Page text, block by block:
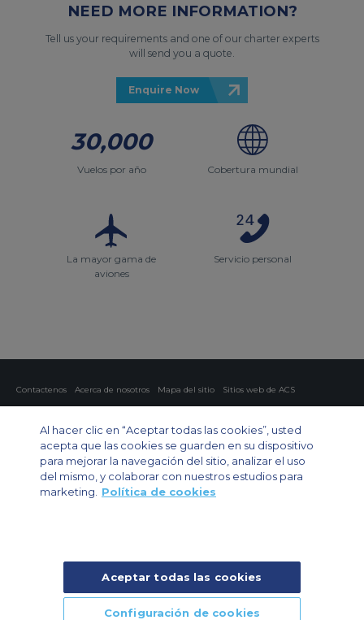
NEED MORE INFORMATION?
Tell us your requirements and one of our charter experts
will send you a quote.
Enquire Now
30,000
Vuelos por año Cobertura mundial
La mayor gama de
aviones
Servicio personal
Contactenos Acerca de nosotros Mapa del sitio
Sitios web de ACS
Chárter privado
Chárter para grupos Chárter de carga Guía de aviones
Private Charter App
© 2024 Air Charter Service | Rua Funchal, 411 5 andar sala 13, Vila
Olimpia, Sao Paulo-SP Brasil, CEP 04551-060, Brazil, South America |
Chárter Privado +55 1135860500 | Chárter de Carga +55 1140821150 |
Al hacer clic en “Aceptar todas las cookies”, usted
acepta que las cookies se guarden en su dispositivo
para mejorar la navegación del sitio, analizar el uso
del mismo, y colaborar con nuestros estudios para
marketing.
Política de cookies
Aceptar todas las cookies
Configuración de cookies